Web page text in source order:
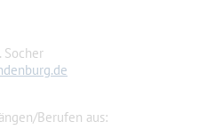
Socher
Berufen aus: